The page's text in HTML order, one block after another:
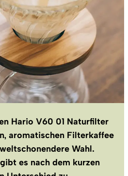
Hario V60 01 Naturfilter
aromatischen Filterkaffee
Wahl.
es nach dem kurzen